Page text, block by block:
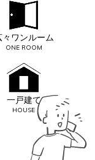
々ワンルーム
ONE ROOM
一戸建て
HOUSE